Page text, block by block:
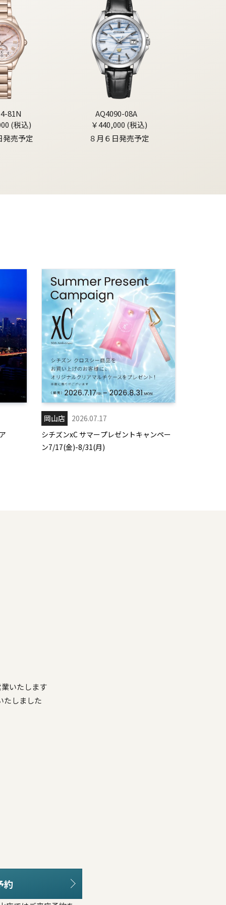
81N
(税込)
発売予定
AQ4090-08A
￥440,000 (税込)
８月６日発売予定
岡山店
2026.07.17
シチズンxC サマープレゼントキャンペー
ン7/17(金)-8/31(月)
いたします
たしました
約